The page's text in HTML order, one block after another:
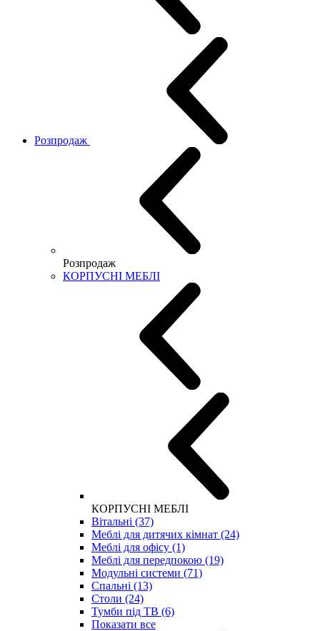
Розпродаж
Розпродаж
КОРПУСНІ МЕБЛІ
КОРПУСНІ МЕБЛІ
Вітальні (37)
Меблі для дитячих кімнат (24)
Меблі для офісу (1)
Меблі для передпокою (19)
Модульні системи (71)
Спальні (13)
Столи (24)
Тумби під ТВ (6)
Показати все